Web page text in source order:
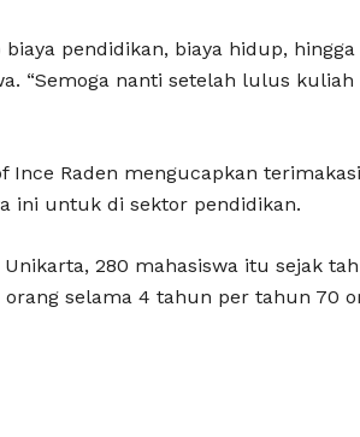
pendidikan, biaya hidup,
“Semoga nanti setelah lulus
Ince Raden mengucapkan
ini untuk di sektor pendidikan.
280 mahasiswa itu sejak
selama 4 tahun per tahun 70